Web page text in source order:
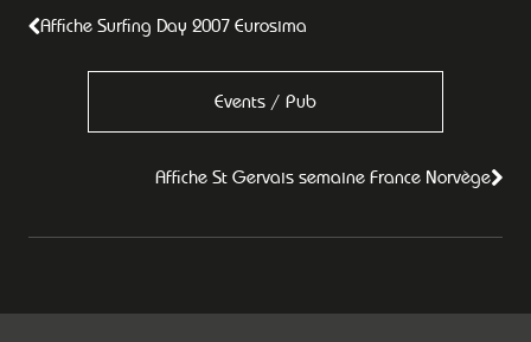
Affiche Surfing Day 2007 Eurosima
Events / Pub
Affiche St Gervais semaine France Norvège